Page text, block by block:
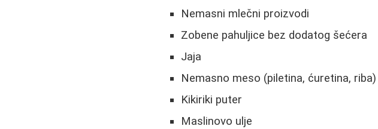
Nemasni mlečni proizvodi
Zobene pahuljice bez dodatog šećera
Jaja
Nemasno meso (piletina, ćuretina, riba)
Kikiriki puter
Maslinovo ulje